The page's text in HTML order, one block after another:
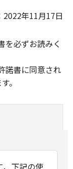
2022年11月17日
を必ずお読みく
諾書に同意され
。
、下記の使